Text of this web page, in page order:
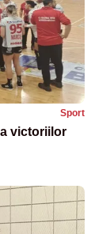
Sport
victoriilor